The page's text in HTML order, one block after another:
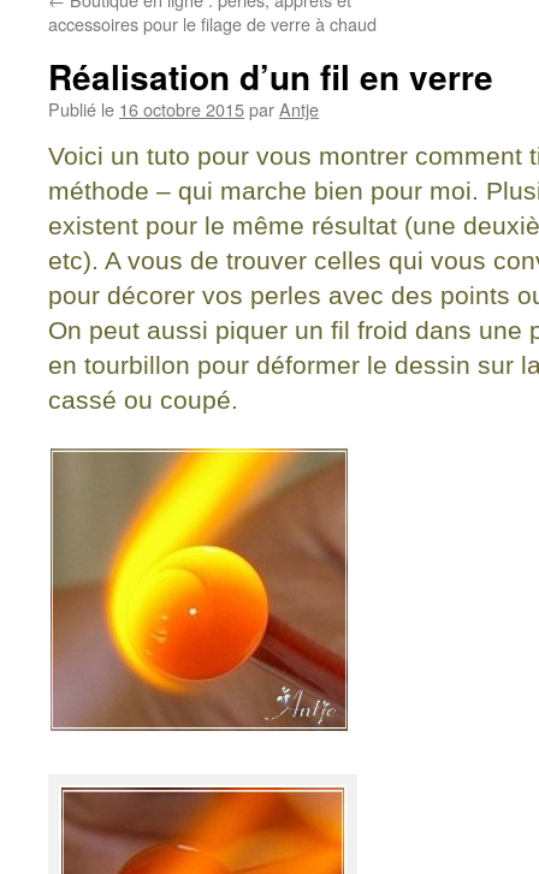
accessoires pour le filage de verre à chaud
Réalisation d’un fil en verre
Publié le 16 octobre 2015parAntje
Voici un tuto pour vous montrer comment
méthode – qui marche bien pour moi.
existent pour le même résultat (une
etc). A vous de trouver celles qui vous
pour décorer vos perles avec des points
On peut aussi piquer un fil froid dans une
en tourbillon pour déformer le dessin sur
cassé ou coupé.